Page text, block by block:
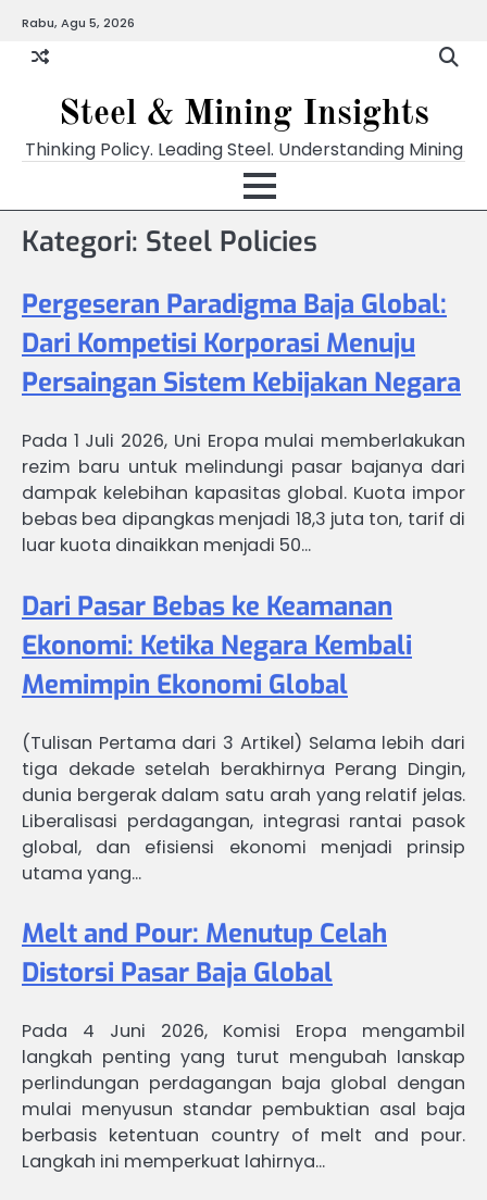
content
Rabu, Agu 5, 2026
Steel & Mining Insights
Thinking Policy. Leading Steel. Understanding Mining
Kategori: Steel Policies
Pergeseran Paradigma Baja Global:
Dari Kompetisi Korporasi Menuju
Persaingan Sistem Kebijakan Negara
Pada 1 Juli 2026, Uni Eropa mulai memberlakukan
rezim baru untuk melindungi pasar bajanya dari
dampak kelebihan kapasitas global. Kuota impor
bebas bea dipangkas menjadi 18,3 juta ton, tarif di
luar kuota dinaikkan menjadi 50…
Dari Pasar Bebas ke Keamanan
Ekonomi: Ketika Negara Kembali
Memimpin Ekonomi Global
(Tulisan Pertama dari 3 Artikel) Selama lebih dari
tiga dekade setelah berakhirnya Perang Dingin,
dunia bergerak dalam satu arah yang relatif jelas.
Liberalisasi perdagangan, integrasi rantai pasok
global, dan efisiensi ekonomi menjadi prinsip
utama yang…
Melt and Pour: Menutup Celah
Distorsi Pasar Baja Global
Pada 4 Juni 2026, Komisi Eropa mengambil
langkah penting yang turut mengubah lanskap
perlindungan perdagangan baja global dengan
mulai menyusun standar pembuktian asal baja
berbasis ketentuan country of melt and pour.
Langkah ini memperkuat lahirnya…